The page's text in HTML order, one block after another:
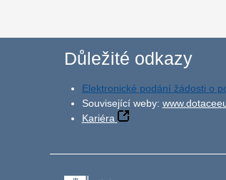
Důležité odkazy
Elektronické podání žádosti o
Související weby:
Kariéra